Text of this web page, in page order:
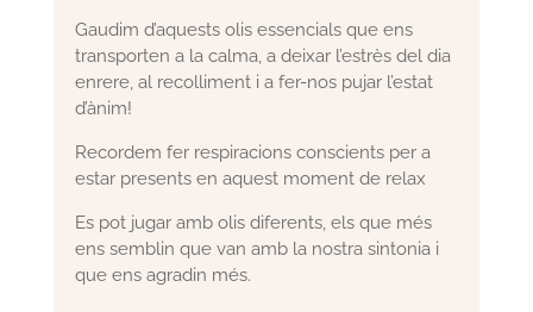
Gaudim d’aquests olis essencials que ens
transporten a la calma, a deixar l’estrès del dia
enrere, al recolliment i a fer-nos pujar l’estat
d’ànim!
Recordem fer respiracions conscients per a
estar presents en aquest moment de relax
Es pot jugar amb olis diferents, els que més
ens semblin que van amb la nostra sintonia i
que ens agradin més.